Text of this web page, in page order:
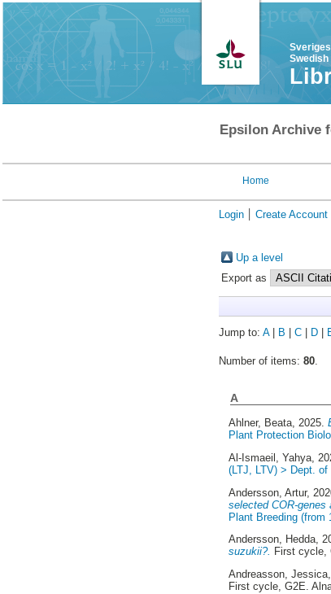
Epsilon Archive
Home
Login Create Account
Up a level
Export as
Jump to: A| B C| D|
Number of items: 80.
A
Ahlner, Beata, 2025.
Plant Protection
Al-Ismaeil, Yahya ,
(LTJ, LTV) > Dept.
Andersson, Artur,
selected COR-genes
Plant Breeding (from
Andersson, Hedda,
suzukii?. First
Andreasson, Jessica
First cycle, G2E.